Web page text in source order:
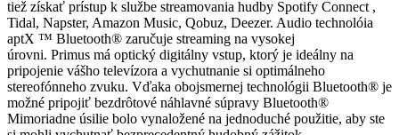
tiež získať prístup k službe streamovania hudby Spotify Connect ,
Tidal, Napster, Amazon Music, Qobuz, Deezer. Audio technolóia
aptX ™ Bluetooth® zaručuje streaming na vysokej
úrovni. Primus má optický digitálny vstup, ktorý je ideálny na
pripojenie vášho televízora a vychutnanie si optimálneho
stereofónneho zvuku. Vďaka obojsmernej technológii Bluetooth® je
možné pripojiť bezdrôtové náhlavné súpravy Bluetooth®
Mimoriadne úsilie bolo vynaložené na jednoduché použitie, aby ste